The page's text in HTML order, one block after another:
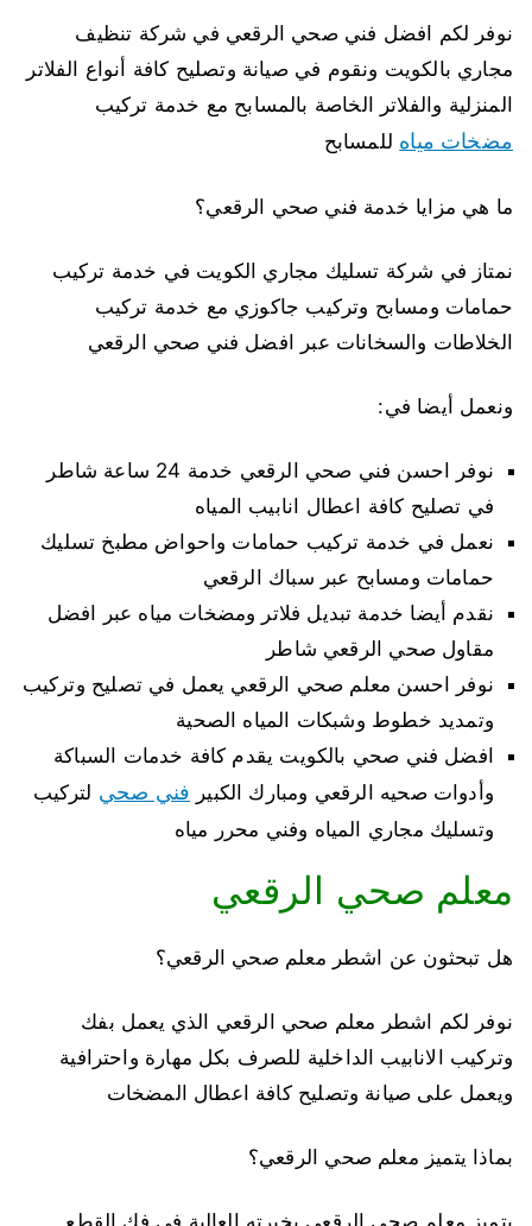
نوفر لكم افضل فني صحي الرقعي في شركة تنظيف
مجاري بالكويت ونقوم في صيانة وتصليح كافة أنواع الفلاتر
المنزلية والفلاتر الخاصة بالمسابح مع خدمة تركيب
مضخات مياه للمسابح
ما هي مزايا خدمة فني صحي الرقعي؟
نمتاز في شركة تسليك مجاري الكويت في خدمة تركيب
حمامات ومسابح وتركيب جاكوزي مع خدمة تركيب
الخلاطات والسخانات عبر افضل فني صحي الرقعي
ونعمل أيضا في:
نوفر احسن فني صحي الرقعي خدمة 24 ساعة شاطر
في تصليح كافة اعطال انابيب المياه
نعمل في خدمة تركيب حمامات واحواض مطبخ تسليك
حمامات ومسابح عبر سباك الرقعي
نقدم أيضا خدمة تبديل فلاتر ومضخات مياه عبر افضل
مقاول صحي الرقعي شاطر
نوفر احسن معلم صحي الرقعي يعمل في تصليح وتركيب
وتمديد خطوط وشبكات المياه الصحية
افضل فني صحي بالكويت يقدم كافة خدمات السباكة
وأدوات صحيه الرقعي ومبارك الكبير فني صحي لتركيب
وتسليك مجاري المياه وفني محرر مياه
معلم صحي الرقعي
هل تبحثون عن اشطر معلم صحي الرقعي؟
نوفر لكم اشطر معلم صحي الرقعي الذي يعمل بفك
وتركيب الانابيب الداخلية للصرف بكل مهارة واحترافية
ويعمل على صيانة وتصليح كافة اعطال المضخات
بماذا يتميز معلم صحي الرقعي؟